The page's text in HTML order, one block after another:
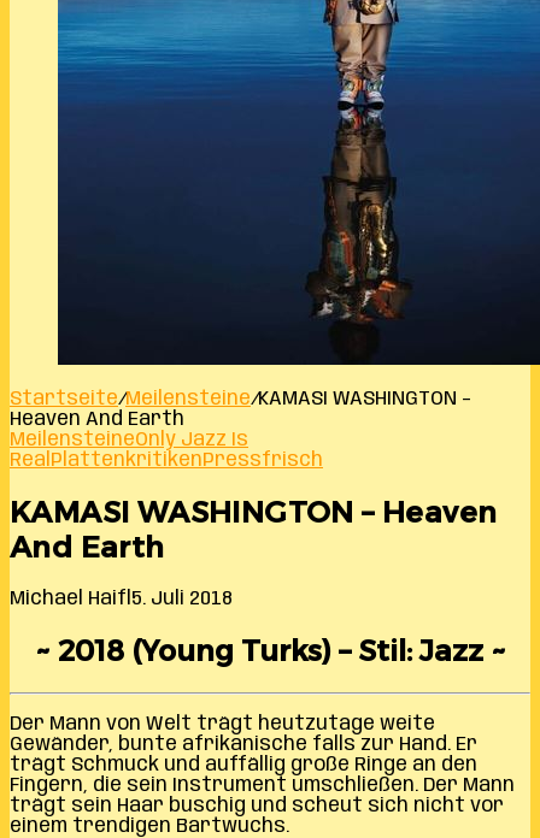
Startseite/Meilensteine/KAMASI WASHINGTON –
Heaven And Earth
MeilensteineOnly Jazz Is
Real PlattenkritikenPressfrisch
KAMASI WASHINGTON – Heaven
And Earth
Michael Haifl 5. Juli 2018
~ 2018 (Young Turks) – Stil: Jazz ~
Der Mann von Welt trägt heutzutage weite
Gewänder, bunte afrikanische falls zur Hand. Er
trägt Schmuck und auffällig große Ringe an den
Fingern, die sein Instrument umschließen. Der Mann
trägt sein Haar buschig und scheut sich nicht vor
einem trendigen Bartwuchs.